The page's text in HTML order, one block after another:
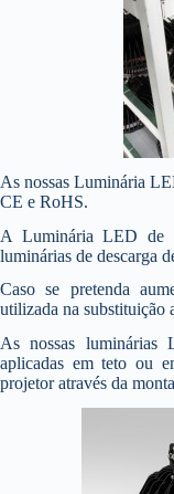
As nossas Luminária
CE e RoHS.
A Luminária LED de
luminárias de descarga
Caso se pretenda
utilizada na
As nossas luminárias
aplicadas em teto ou
projetor através da